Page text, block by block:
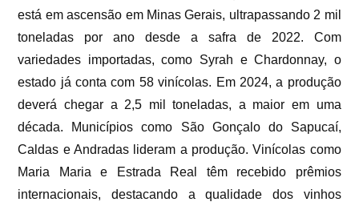
está em ascensão em Minas Gerais, ultrapassando 2 mil
toneladas por ano desde a safra de 2022. Com
variedades importadas, como Syrah e Chardonnay, o
estado já conta com 58 vinícolas. Em 2024, a produção
deverá chegar a 2,5 mil toneladas, a maior em uma
década. Municípios como São Gonçalo do Sapucaí,
Caldas e Andradas lideram a produção. Vinícolas como
Maria Maria e Estrada Real têm recebido prêmios
internacionais, destacando a qualidade dos vinhos